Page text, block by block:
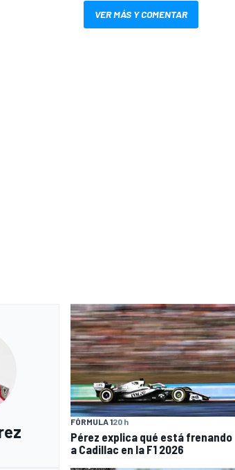
VER MÁS Y COMENTAR
FÓRMULA 120 h
Pérez explica qué está frenando
a Cadillac en la F1 2026